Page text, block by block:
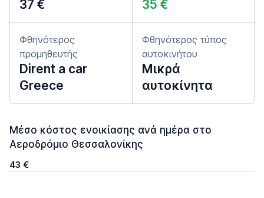
37 € 35 €
Φθηνότερος
προμηθευτής
Dirent a car
Greece
Φθηνότερος τύπος
αυτοκινήτου
Μικρά
αυτοκίνητα
Μέσο κόστος ενοικίασης ανά ημέρα στο
Αεροδρόμιο Θεσσαλονίκης
43 €